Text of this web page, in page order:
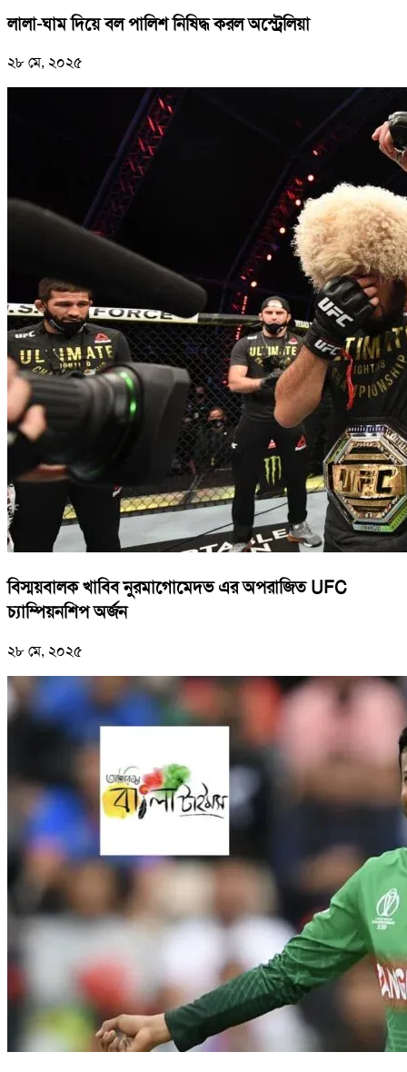
লালা-ঘাম দিয়ে বল পালিশ নিষিদ্ধ করল অস্ট্রেলিয়া
২৮ মে, ২০২৫
বিস্ময়বালক খাবিব নুরমাগোমেদভ এর অপরাজিত UFC
চ্যাম্পিয়নশিপ অর্জন
২৮ মে, ২০২৫